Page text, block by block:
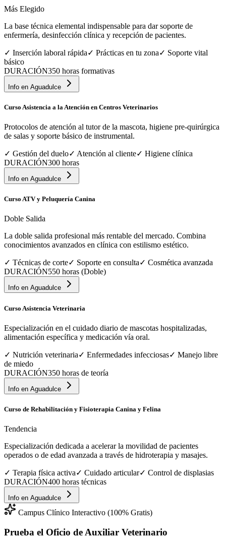
Más Elegido
La base técnica elemental indispensable para dar soporte de
enfermería, desinfección clínica y recepción de pacientes.
✓ Inserción laboral rápida✓ Prácticas en tu zona✓ Soporte vital
básico
DURACIÓN350 horas formativas
Info en Aguadulce
Curso Asistencia a la Atención en Centros Veterinarios
Protocolos de atención al tutor de la mascota, higiene pre-quirúrgica
de salas y soporte básico de instrumental.
✓ Gestión del duelo✓ Atención al cliente✓ Higiene clínica
DURACIÓN300 horas
Info en Aguadulce
Curso ATV y Peluquería Canina
Doble Salida
La doble salida profesional más rentable del mercado. Combina
conocimientos avanzados en clínica con estilismo estético.
✓ Técnicas de corte✓ Soporte en consulta✓ Cosmética avanzada
DURACIÓN550 horas (Doble)
Info en Aguadulce
Curso Asistencia Veterinaria
Especialización en el cuidado diario de mascotas hospitalizadas,
alimentación específica y medicación vía oral.
✓ Nutrición veterinaria✓ Enfermedades infecciosas✓ Manejo libre
de miedo
DURACIÓN350 horas de teoría
Info en Aguadulce
Curso de Rehabilitación y Fisioterapia Canina y Felina
Tendencia
Especialización dedicada a acelerar la movilidad de pacientes
operados o de edad avanzada a través de hidroterapia y masajes.
✓ Terapia física activa✓ Cuidado articular✓ Control de displasias
DURACIÓN400 horas técnicas
Info en Aguadulce
Campus Clínico Interactivo (100% Gratis)
Prueba el Oficio de Auxiliar Veterinario